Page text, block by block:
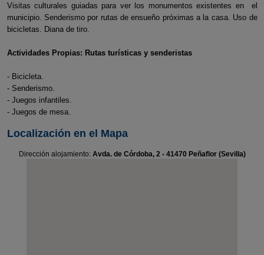
Visitas culturales guiadas para ver los monumentos existentes en el
municipio. Senderismo por rutas de ensueño próximas a la casa. Uso de
bicicletas. Diana de tiro.
Actividades Propias: Rutas turísticas y senderistas
- Bicicleta.
- Senderismo.
- Juegos infantiles.
- Juegos de mesa.
Localización en el Mapa
Dirección alojamiento: Avda. de Córdoba, 2 - 41470 Peñaflor (Sevilla)